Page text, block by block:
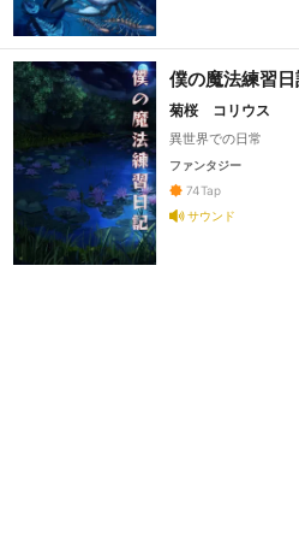
僕の魔法練習
菊桜 コリウス
異世界での日常
ファンタジー
74Tap
サウンド